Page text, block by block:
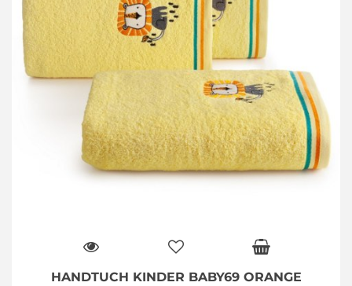
HANDTUCH KINDER BABY69 ORANGE